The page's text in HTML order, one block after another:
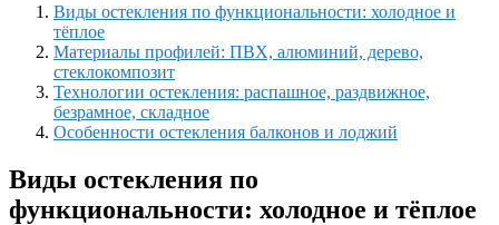
Виды остекления по функциональности: холодное и
тёплое
Материалы профилей: ПВХ, алюминий, дерево,
стеклокомпозит
Технологии остекления: распашное, раздвижное,
безрамное, складное
Особенности остекления балконов и лоджий
Виды остекления по
функциональности: холодное и тёплое